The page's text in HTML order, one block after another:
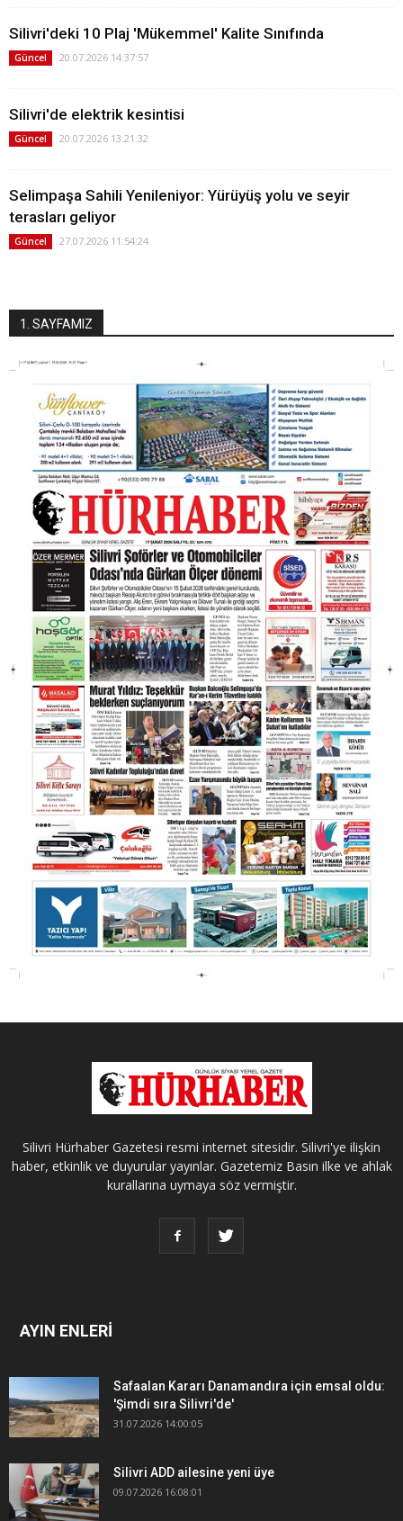
Silivri'deki 10 Plaj 'Mükemmel' Kalite Sınıfında
Güncel 20.07.2026 14:37:57
Silivri'de elektrik kesintisi
Güncel 20.07.2026 13:21:32
Selimpaşa Sahili Yenileniyor: Yürüyüş yolu ve seyir
terasları geliyor
Güncel 27.07.2026 11:54:24
1. SAYFAMIZ
Silivri Hürhaber Gazetesi resmi internet sitesidir. Silivri'ye ilişkin
haber, etkinlik ve duyurular yayınlar. Gazetemiz Basın ilke ve ahlak
kurallarına uymaya söz vermiştir.
AYIN ENLERİ
Safaalan Kararı Danamandıra için emsal oldu:
'Şimdi sıra Silivri'de'
31.07.2026 14:00:05
Silivri ADD ailesine yeni üye
09.07.2026 16:08:01